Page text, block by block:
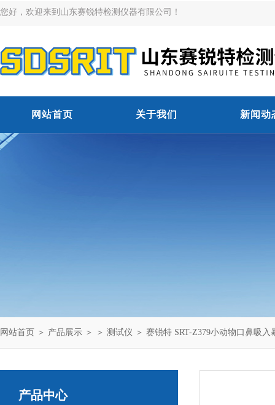
您好，欢迎来到山东赛锐特检测仪器有限公司！
网站首页 关于我们 新闻动
网站首页 ＞ 产品展示 ＞ ＞ 测试仪 ＞ 赛锐特 SRT-Z379小动物口鼻吸
产品中心